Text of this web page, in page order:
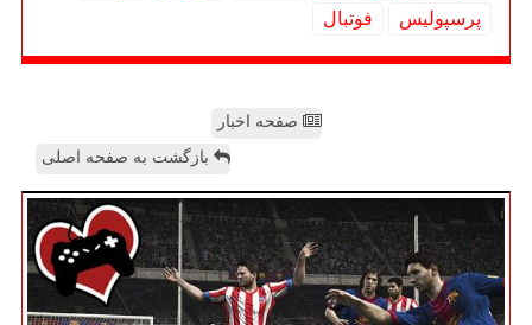
پرسپولیس
فوتبال
صفحه اخبار
بازگشت به صفحه اصلی